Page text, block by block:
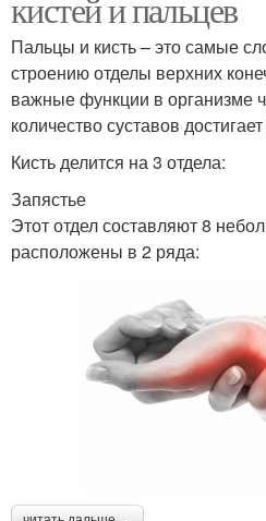
Пальцы и кисть – это самые
строению отделы верхних
важные функции в организме
количество суставов
Кисть делится на 3 отдела:
Запястье
Этот отдел составляют 8
расположены в 2 ряда: